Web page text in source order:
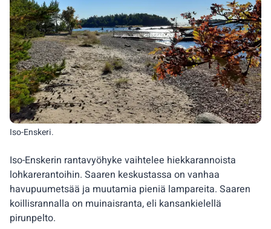
Iso-Enskerin rantavyöhyke vaihtelee hiekkarannoista
lohkarerantoihin. Saaren keskustassa on vanhaa
havupuumetsää ja muutamia pieniä lampareita. Saaren
koillisrannalla on muinaisranta, eli kansankielellä
pirunpelto.
Iso-Enskeri.